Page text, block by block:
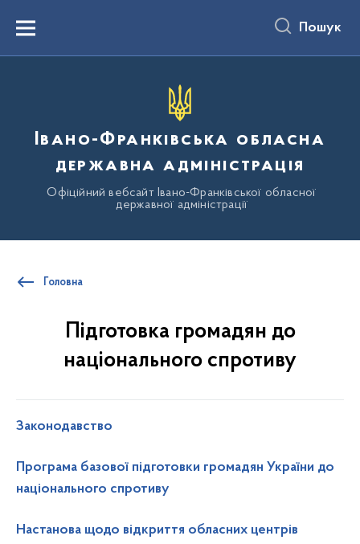
вмістуMenu Пошук
Івано-Франківська обласна
державна адміністрація
Офіційний вебсайт Івано-Франківської обласної
державної адміністрації
Головна
Підготовка громадян до
національного спротиву
Законодавство
Програма базової підготовки громадян України до
національного спротиву
Настанова щодо відкриття обласних центрів